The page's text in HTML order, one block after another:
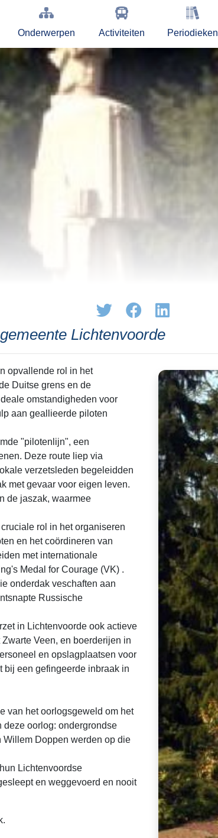
Onderwerpen Activiteiten Periodieken
Lichtenvoorde
opvallende rol in het
Duitse grens en de
omstandigheden voor
aan geallieerde piloten
"pilotenlijn", een
Deze route liep via
verzetsleden begeleidden
met gevaar voor eigen leven.
de jaszak, waarmee
rol in het organiseren
en het coördineren van
met internationale
Medal for Courage (VK) . ​
onderdak veschaften aan
Russische
in Lichtenvoorde ook actieve
Veen, en boerderijen in
en opslagplaatsen voor
bij een gefingeerde inbraak in
van het oorlogsgeweld om het
deze oorlog: ondergrondse
Willem Doppen werden op die
Lichtenvoordse
en weggevoerd en nooit